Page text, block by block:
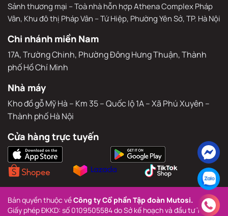
Sảnh thương mại – Toà nhà hỗn hợp Athena Complex Pháp
Vân, Khu đô thị Pháp Vân – Tứ Hiệp, Phường Yên Sở, TP. Hà Nội
Chi nhánh miền Nam
17A, Trường Chinh, Phường Đông Hưng Thuận, Thành
phố Hồ Chí Minh
Nhà máy
Kho đồ gỗ Mỹ Hà – Km 35 – Quốc lộ 1A – Xã Phú Xuyên –
Thành phố Hà Nội
Cửa hàng trực tuyến
Bản quyền thuộc về Công ty Cổ phần Tập đoàn Mutosi.
Giấy phép ĐKKD: số 0109505584 do Sở kế hoạch và đầu tư Thành